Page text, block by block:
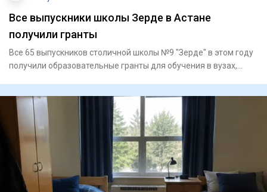
Все выпускники школы Зерде в Астане
получили гранты
Все 65 выпускников столичной школы №9 "Зерде" в этом году
получили образовательные гранты для обучения в вузах,